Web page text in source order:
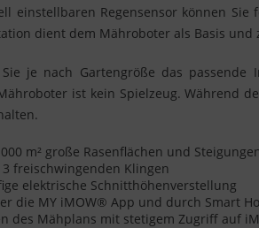
einstellbaren Regensensor können
dient dem Mähroboter als Basis und
je nach Gartengröße das
ist kein Spielzeug. Während
m² große Rasenflächen und
freischwingenden Klingen
elektrische Schnitthöhenverstellung
die MY iMOW® App und durch Smart
des Mähplans mit stetigem Zugriff auf